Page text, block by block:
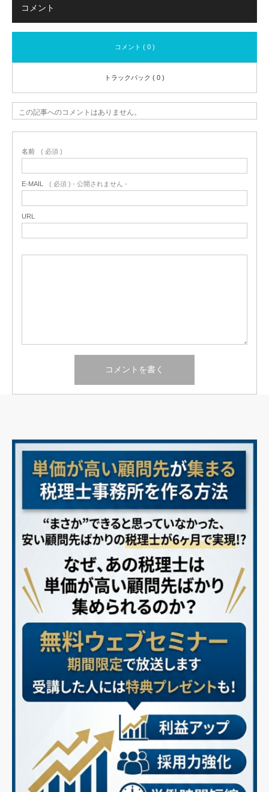
コメント
コメント ( 0 )
トラックバック ( 0 )
この記事へのコメントはありません。
名前 ( 必須 )
E-MAIL ( 必須 ) - 公開されません -
URL